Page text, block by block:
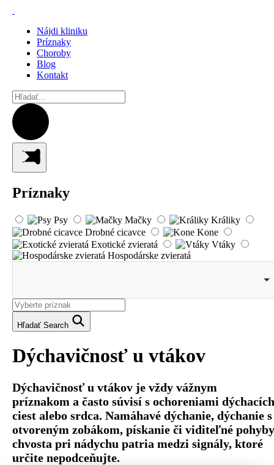
Nájdi kliniku
Príznaky
Choroby
Blog
Kontakt
Príznaky
Psy Mačky
Králiky
Drobné cicavce
Kone
Exotické zvieratá
Vtáky
Hospodárske zvieratá
Hľadať Search
Dýchavičnosť u vtákov
Dýchavičnosť u vtákov je vždy vážnym
príznakom a často súvisí s ochoreniami dýchacích
ciest alebo srdca. Namáhavé dýchanie, dýchanie s
otvoreným zobákom, pískanie či viditeľné pohyby
chvosta pri nádychu patria medzi signály, ktoré
určite nepodceňujte.